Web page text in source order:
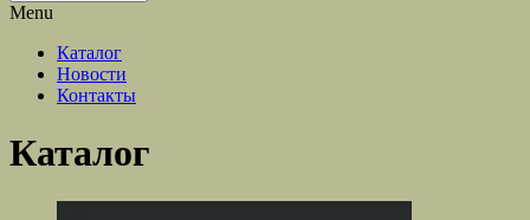
Menu
Каталог
Новости
Контакты
Каталог